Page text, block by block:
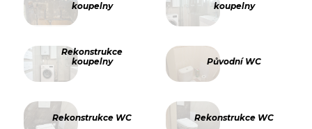
koupelny
koupelny
Rekonstrukce
koupelny
Původní WC
Rekonstrukce WC Rekonstrukce WC